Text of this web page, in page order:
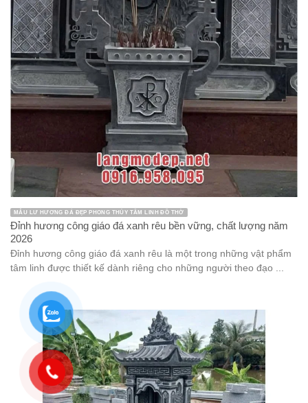
MẪU LƯ HƯƠNG ĐÁ ĐẸP PHONG THỦY TÂM LINH ĐỒ THỜ
Đỉnh hương công giáo đá xanh rêu bền vững, chất lượng năm
2026
Đỉnh hương công giáo đá xanh rêu là một trong những vật phẩm
tâm linh được thiết kế dành riêng cho những người theo đạo ...